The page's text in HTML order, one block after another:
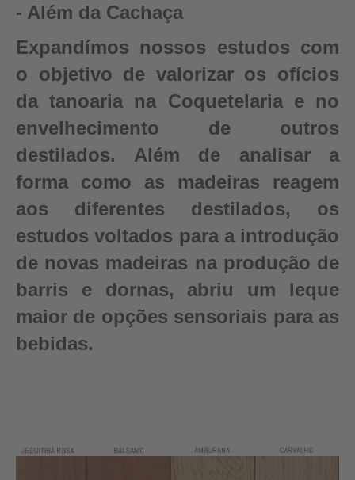
- Além da Cachaça
Expandímos nossos estudos com
o objetivo de valorizar os ofícios
da tanoaria na Coquetelaria e no
envelhecimento de outros
destilados. Além de analisar a
forma como as madeiras reagem
aos diferentes destilados, os
estudos voltados para a introdução
de novas madeiras na produção de
barris e dornas, abriu um leque
maior de opções sensoriais para as
bebidas.